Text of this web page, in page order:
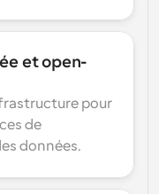
et open-
pour
de
données.